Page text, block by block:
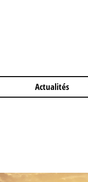
Actualités